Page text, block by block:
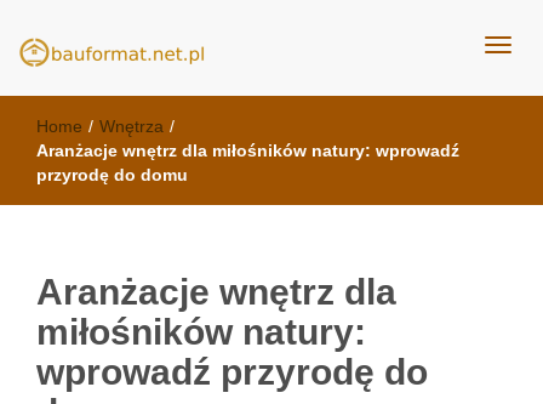
meble kuchenne Bauformat
Home / Wnętrza /
Aranżacje wnętrz dla miłośników natury: wprowadź
przyrodę do domu
Aranżacje wnętrz dla
miłośników natury:
wprowadź przyrodę do